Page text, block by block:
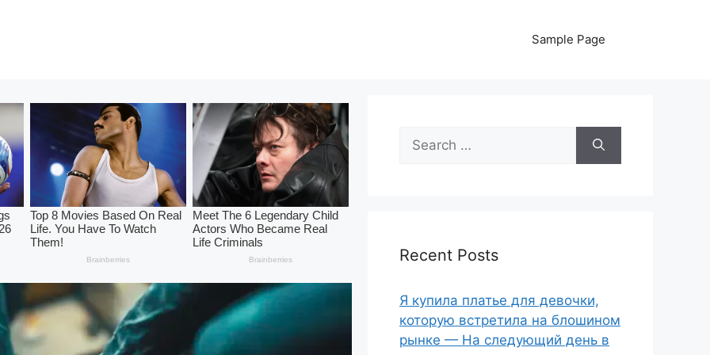
Sample Page
Search
for:
Recent Posts
Я купила платье для девочки,
которую встретила на блошином
рынке — На следующий день в